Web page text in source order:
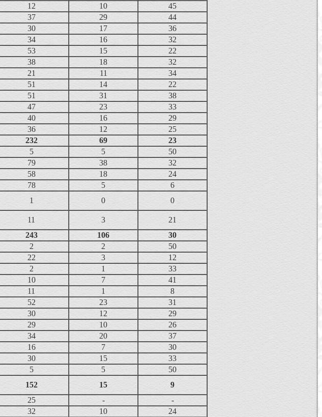
12 10
45
37 29
44
30 17
36
34 16
32
53 15
22
38 18
32
21 11
34
51 14
22
51 31
38
47 23
33
40 16
29
36 12
25
232 69
23
5 5
50
79 38
32
58 18
24
78 5
6
1 0 0
11 3
21
243 106
30
2 2
50
22 3
12
2 1
33
10 7
41
11 1
8
52 23
31
30 12
29
29 10
26
34 20
37
16 7
30
30 15
33
5 5
50
152 15
9
25 -
-
32 10 24